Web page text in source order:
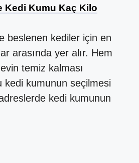
Kedi Kumu Kaç Kilo
beslenen kediler için en
arasında yer alır. Hem
temiz kalması
kedi kumunun seçilmesi
kedi kumunun